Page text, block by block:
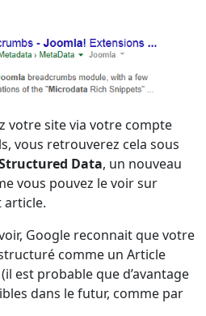
votre site via votre compte
vous retrouverez cela sous
Data, un nouveau
vous pouvez le voir sur
article.
Google reconnait que votre
comme un Article
est probable que d’avantage
dans le futur, comme par